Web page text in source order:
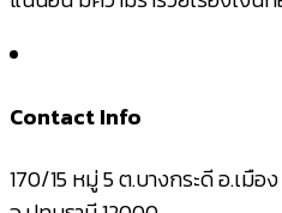
Contact Info
170/15 หมู่ 5 ต.บางกระดี อ.เมือง